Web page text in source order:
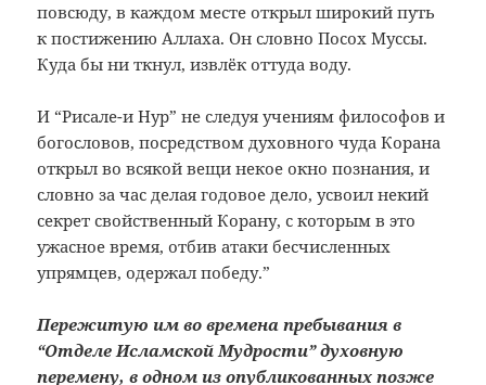
повсюду, в каждом месте открыл широкий путь
к постижению Аллаха. Он словно Посох Муссы.
Куда бы ни ткнул, извлёк оттуда воду.
И “Рисале-и Нур” не следуя учениям философов и
богословов, посредством духовного чуда Корана
открыл во всякой вещи некое окно познания, и
словно за час делая годовое дело, усвоил некий
секрет свойственный Корану, с которым в это
ужасное время, отбив атаки бесчисленных
упрямцев, одержал победу.”
Пережитую им во времена пребывания в
“Отделе Исламской Мудрости” духовную
перемену, в одном из опубликованных позже